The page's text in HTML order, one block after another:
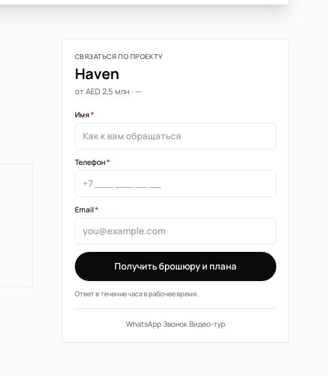
СВЯЗАТЬСЯ ПО ПРОЕКТУ
Haven
от AED 2,5 млн · —
Имя*
Телефон*
Email*
Получить брошюру и плана
Ответ в течение часа в рабочее время.
WhatsApp·Звонок·Видео-тур